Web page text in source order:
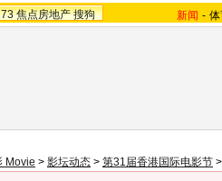
焦点房地产 搜狗 新闻 -
Movie > 影坛动态 > 第31届香港国际电影节